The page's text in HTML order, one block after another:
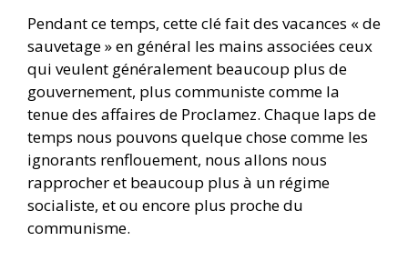
Pendant ce temps, cette clé fait des vacances « de
sauvetage » en général les mains associées ceux
qui veulent généralement beaucoup plus de
gouvernement, plus communiste comme la
tenue des affaires de Proclamez. Chaque laps de
temps nous pouvons quelque chose comme les
ignorants renflouement, nous allons nous
rapprocher et beaucoup plus à un régime
socialiste, et ou encore plus proche du
communisme.